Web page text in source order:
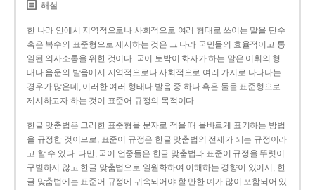
해설
한 나라 안에서 지역적으로나 사회적으로 여러 형태로 쓰이는 말을 단수
혹은 복수의 표준형으로 제시하는 것은 그 나라 국민들의 효율적이고 통
일된 의사소통을 위한 것이다. 국어 토박이 화자가 하는 말은 어휘의 형
태나 음운의 발음에서 지역적으로나 사회적으로 여러 가지로 나타나는
경우가 많은데, 이러한 여러 형태나 발음 중 하나 혹은 둘을 표준형으로
제시하고자 하는 것이 표준어 규정의 목적이다.
한글 맞춤법은 그러한 표준형을 문자로 적을 때 올바르게 표기하는 방법
을 규정한 것이므로, 표준어 규정은 한글 맞춤법의 전제가 되는 규정이라
고 할 수 있다. 다만, 국어 언중들은 한글 맞춤법과 표준어 규정을 뚜렷이
구별하지 않고 한글 맞춤법으로 일원화하여 이해하는 경향이 있어서, 한
글 맞춤법에는 표준어 규정에 귀속되어야 할 만한 예가 많이 포함되어 있